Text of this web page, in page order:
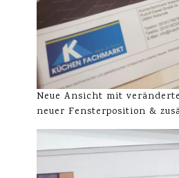
Neue Ansicht mit
neuer Fensterposition &